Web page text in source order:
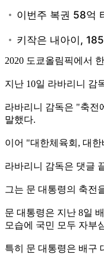
2020 도쿄올림픽에서
지난 10일 라바리니 감
라바리니 감독은 "축전
말했다.
이어 "대한체육회, 대
라바리니 감독은 댓글
그는 문 대통령의 축전
문 대통령은 지난 8일
모습에 국민 모두 자부
특히 문 대통령은 배구